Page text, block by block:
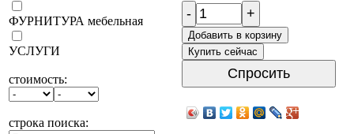
ФУРНИТУРА мебельная
УСЛУГИ
стоимость:
строка поиска:
- +
Добавить в корзину
Купить сейчас
Спросить